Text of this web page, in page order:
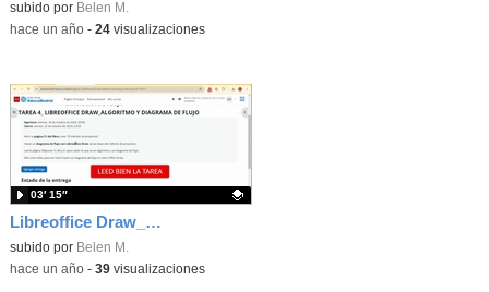
Contenido educativo.
subido por Belen M.
-hace un año- 24visualizaciones
Libreoffice Draw_Diagrama de flujo
Contenido educativo.
subido por Belen M.
03′ 15″
-hace un año- 39visualizaciones